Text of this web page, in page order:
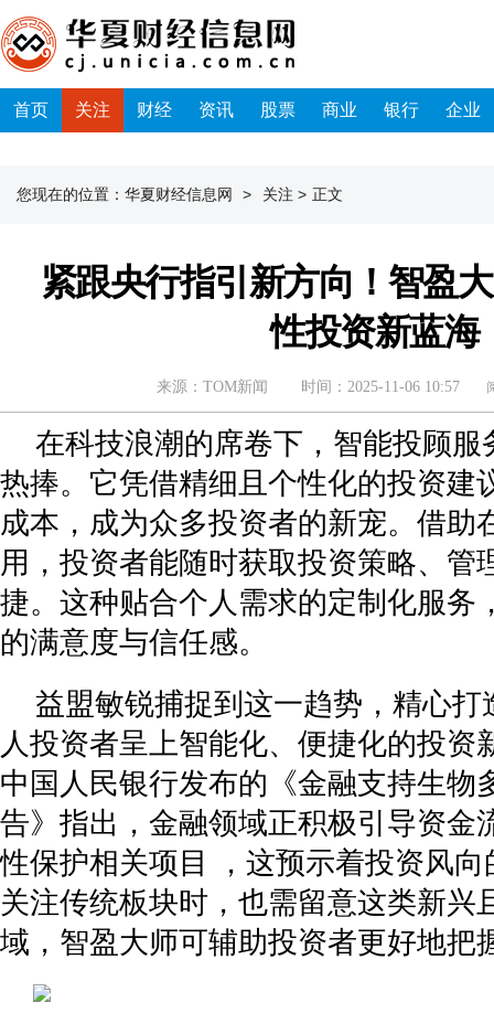
首页 关注 财经 资讯 股票 商业 银行 企业
您现在的位置： 华夏财经信息网 > 关注 > 正文
紧跟央行指引新方向！智盈
性投资新蓝海
来源：TOM新闻 时间：2025-11-06 10:57
在科技浪潮的席卷下，智能投顾
热捧。它凭借精细且个性化的投资建
成本，成为众多投资者的新宠。借助
用，投资者能随时获取投资策略、管
捷。这种贴合个人需求的定制化服务
的满意度与信任感。
益盟敏锐捕捉到这一趋势，精心
人投资者呈上智能化、便捷化的投资
中国人民银行发布的《金融支持生物
告》指出，金融领域正积极引导资金
性保护相关项目 ，这预示着投资风
关注传统板块时，也需留意这类新兴
域，智盈大师可辅助投资者更好地把